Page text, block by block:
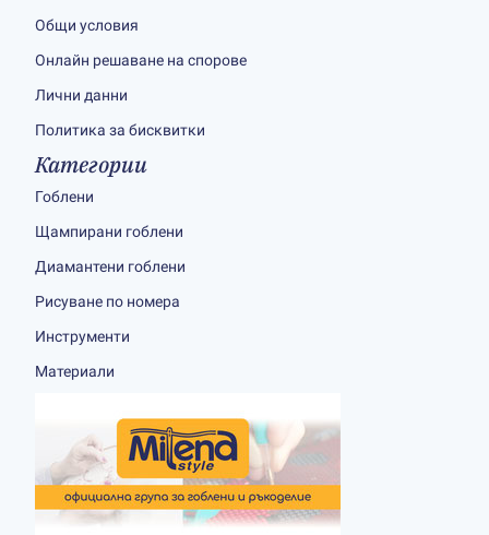
Общи условия
Онлайн решаване на спорове
Лични данни
Политика за бисквитки
Категории
Гоблени
Щампирани гоблени
Диамантени гоблени
Рисуване по номера
Инструменти
Материали